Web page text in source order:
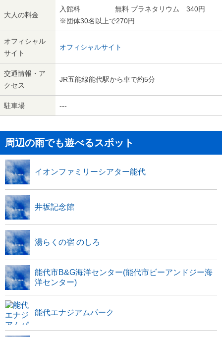
大人の料金
入館料 無料 プラネタリウム 340円
※団体30名以上で270円
オフィシャル
サイト
オフィシャルサイト
交通情報・ア
クセス
JR五能線能代駅から車で約5分
駐車場 ---
周辺の雨でも遊べるスポット
イオンファミリーシアター能代
井坂記念館
湯らくの宿 のしろ
能代市B&G海洋センター(能代市ビーアンドジー海
洋センター)
能代エナジアムパーク